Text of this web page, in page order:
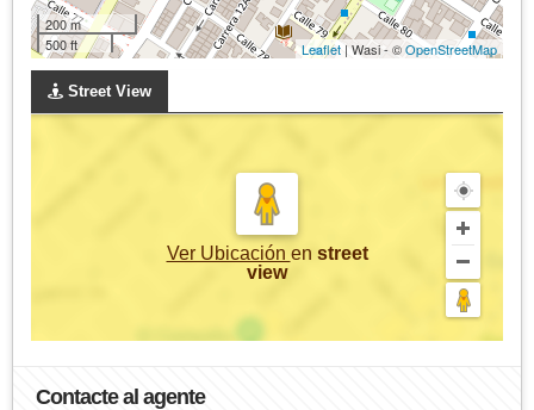
200 m
500 ft
Leaflet | Wasi - ©OpenStreetMap
Street View
Ver Ubicación en street
view
Contacte al agente